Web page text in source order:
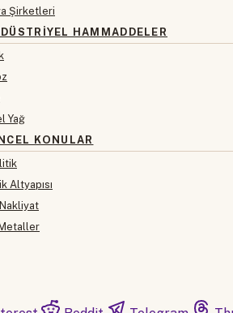
Şirketleri
HAMMADDELER
Yağ
KONULAR
Altyapısı